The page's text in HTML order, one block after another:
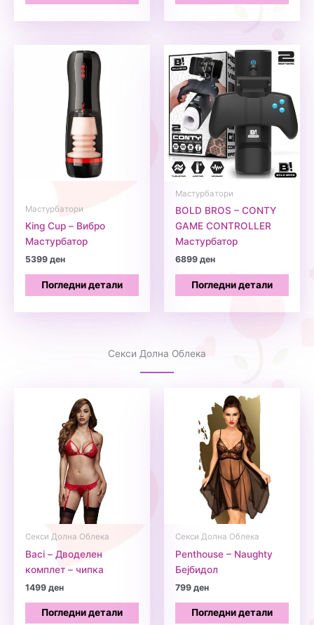
Мастурбатори
King Cup – Вибро
Мастурбатор
5399ден
Погледни детали
Мастурбатори
BOLD BROS – CONTY
GAME CONTROLLER
Мастурбатор
6899ден
Погледни детали
Секси Долна Облека
Секси Долна Облека
Baci – Дводелен
комплет – чипка
1499ден
Погледни детали
Секси Долна Облека
Penthouse – Naughty
Бејбидол
799ден
Погледни детали